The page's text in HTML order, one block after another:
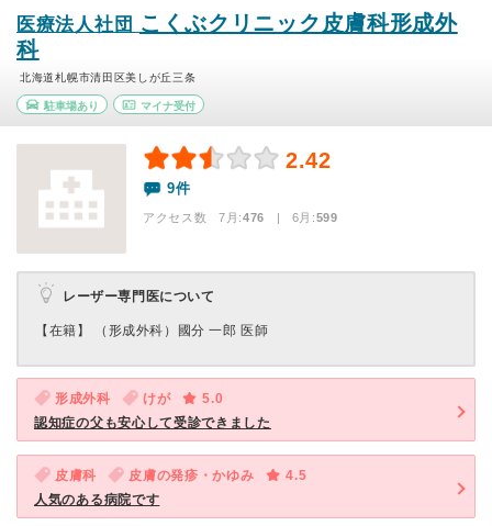
医療法人社団 こくぶクリニック皮膚科形成外
科
北海道札幌市清田区美しが丘三条
駐車場あり マイナ受付
2.42
9件
アクセス数 7月:476 | 6月:599
レーザー専門医について
【在籍】 （形成外科）國分 一郎 医師
形成外科 けが
5.0
認知症の父も安心して受診できました
皮膚科 皮膚の発疹・かゆみ
4.5
人気のある病院です